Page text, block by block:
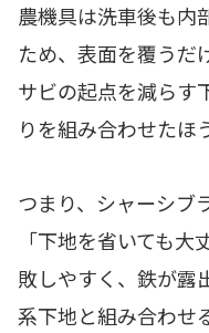
農機具は洗車後も内
ため、表面を覆うだ
サビの起点を減らす
りを組み合わせたほ
つまり、シャーシブ
「下地を省いても
敗しやすく、鉄が露
系下地と組み合わせ